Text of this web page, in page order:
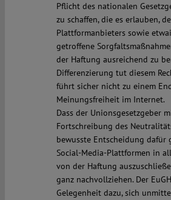
Pflicht des nationalen
zu schaffen, die es erlauben,
Plattformanbieters sowie
getroffene
der Haftung ausreichend zu
Differenzierung tut diesem
führt sicher nicht zu einem
Meinungsfreiheit im Internet.
Dass der Unionsgesetzgeber
Fortschreibung des
bewusste Entscheidung dafür
Social-Media-Plattformen in
von der Haftung
ganz nachvollziehen. Der
Gelegenheit dazu, sich